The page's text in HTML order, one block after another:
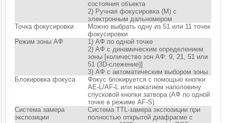
состояния объекта
2) Ручная фокусировка (M) с
электронным дальномером
Точка фокусировки
Можно выбрать одну из 51 или 11 точек
фокусировки
Режим зоны АФ
1) АФ по одной точке
2) АФ с динамическим определением
зоны [количество зон АФ: 9, 21, 51 или
51 (3D-слежение)]
3) АФ с автоматическим выбором зоны
Блокировка фокуса
Фокус блокируется с помощью кнопки
AE-L/AF-L или нажатием наполовину
спусковой кнопки затвора (АФ по одной
точке в режиме AF-S)
Система замера
экспозиции
Система TTL-замера экспозиции при
полностью открытой диафрагме с